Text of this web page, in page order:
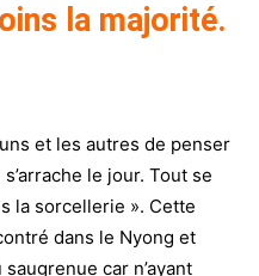
la majorité.
et les autres de penser
le jour. Tout se
la sorcellerie ». Cette
dans le Nyong et
car n’ayant